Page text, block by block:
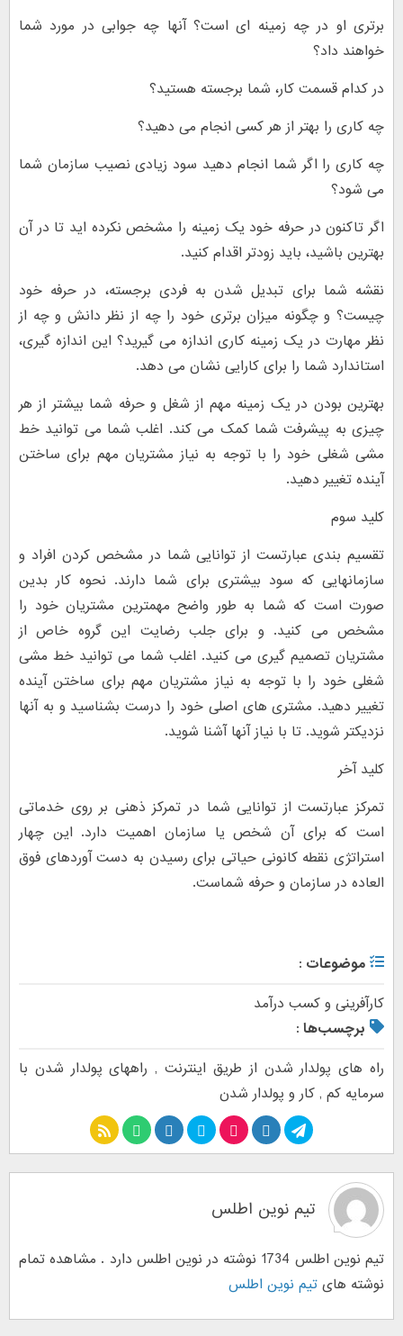
برتری او در چه زمینه ای است؟ آنها چه جوابی در مورد شما
خواهند داد؟
در کدام قسمت کار، شما برجسته هستید؟
چه کاری را بهتر از هر کسی انجام می دهید؟
چه کاری را اگر شما انجام دهید سود زیادی نصیب سازمان شما
می شود؟
اگر تاکنون در حرفه خود یک زمینه را مشخص نکرده اید تا در آن
بهترین باشید، باید زودتر اقدام کنید.
نقشه شما برای تبدیل شدن به فردی برجسته، در حرفه خود
چیست؟ و چگونه میزان برتری خود را چه از نظر دانش و چه از
نظر مهارت در یک زمینه کاری اندازه می گیرید؟ این اندازه گیری،
استاندارد شما را برای کارایی نشان می دهد.
بهترین بودن در یک زمینه مهم از شغل و حرفه شما بیشتر از هر
چیزی به پیشرفت شما کمک می کند. اغلب شما می توانید خط
مشی شغلی خود را با توجه به نیاز مشتریان مهم برای ساختن
آینده تغییر دهید.
کلید سوم
تقسیم بندی عبارتست از توانایی شما در مشخص کردن افراد و
سازمانهایی که سود بیشتری برای شما دارند. نحوه کار بدین
صورت است که شما به طور واضح مهمترین مشتریان خود را
مشخص می کنید. و برای جلب رضایت این گروه خاص از
مشتریان تصمیم گیری می کنید. اغلب شما می توانید خط مشی
شغلی خود را با توجه به نیاز مشتریان مهم برای ساختن آینده
تغییر دهید. مشتری های اصلی خود را درست بشناسید و به آنها
نزدیکتر شوید. تا با نیاز آنها آشنا شوید.
کلید آخر
تمرکز عبارتست از توانایی شما در تمرکز ذهنی بر روی خدماتی
است که برای آن شخص یا سازمان اهمیت دارد. این چهار
استراتژی نقطه کانونی حیاتی برای رسیدن به دست آوردهای فوق
العاده در سازمان و حرفه شماست.
موضوعات :
کارآفرینی و کسب درآمد
برچسب‌ها :
راه های پولدار شدن از طریق اینترنت, راههای پولدار شدن با
سرمایه کم , کار و پولدار شدن
تیم نوین اطلس
تیم نوین اطلس 1734 نوشته در نوین اطلس دارد . مشاهده تمام
نوشته های تیم نوین اطلس